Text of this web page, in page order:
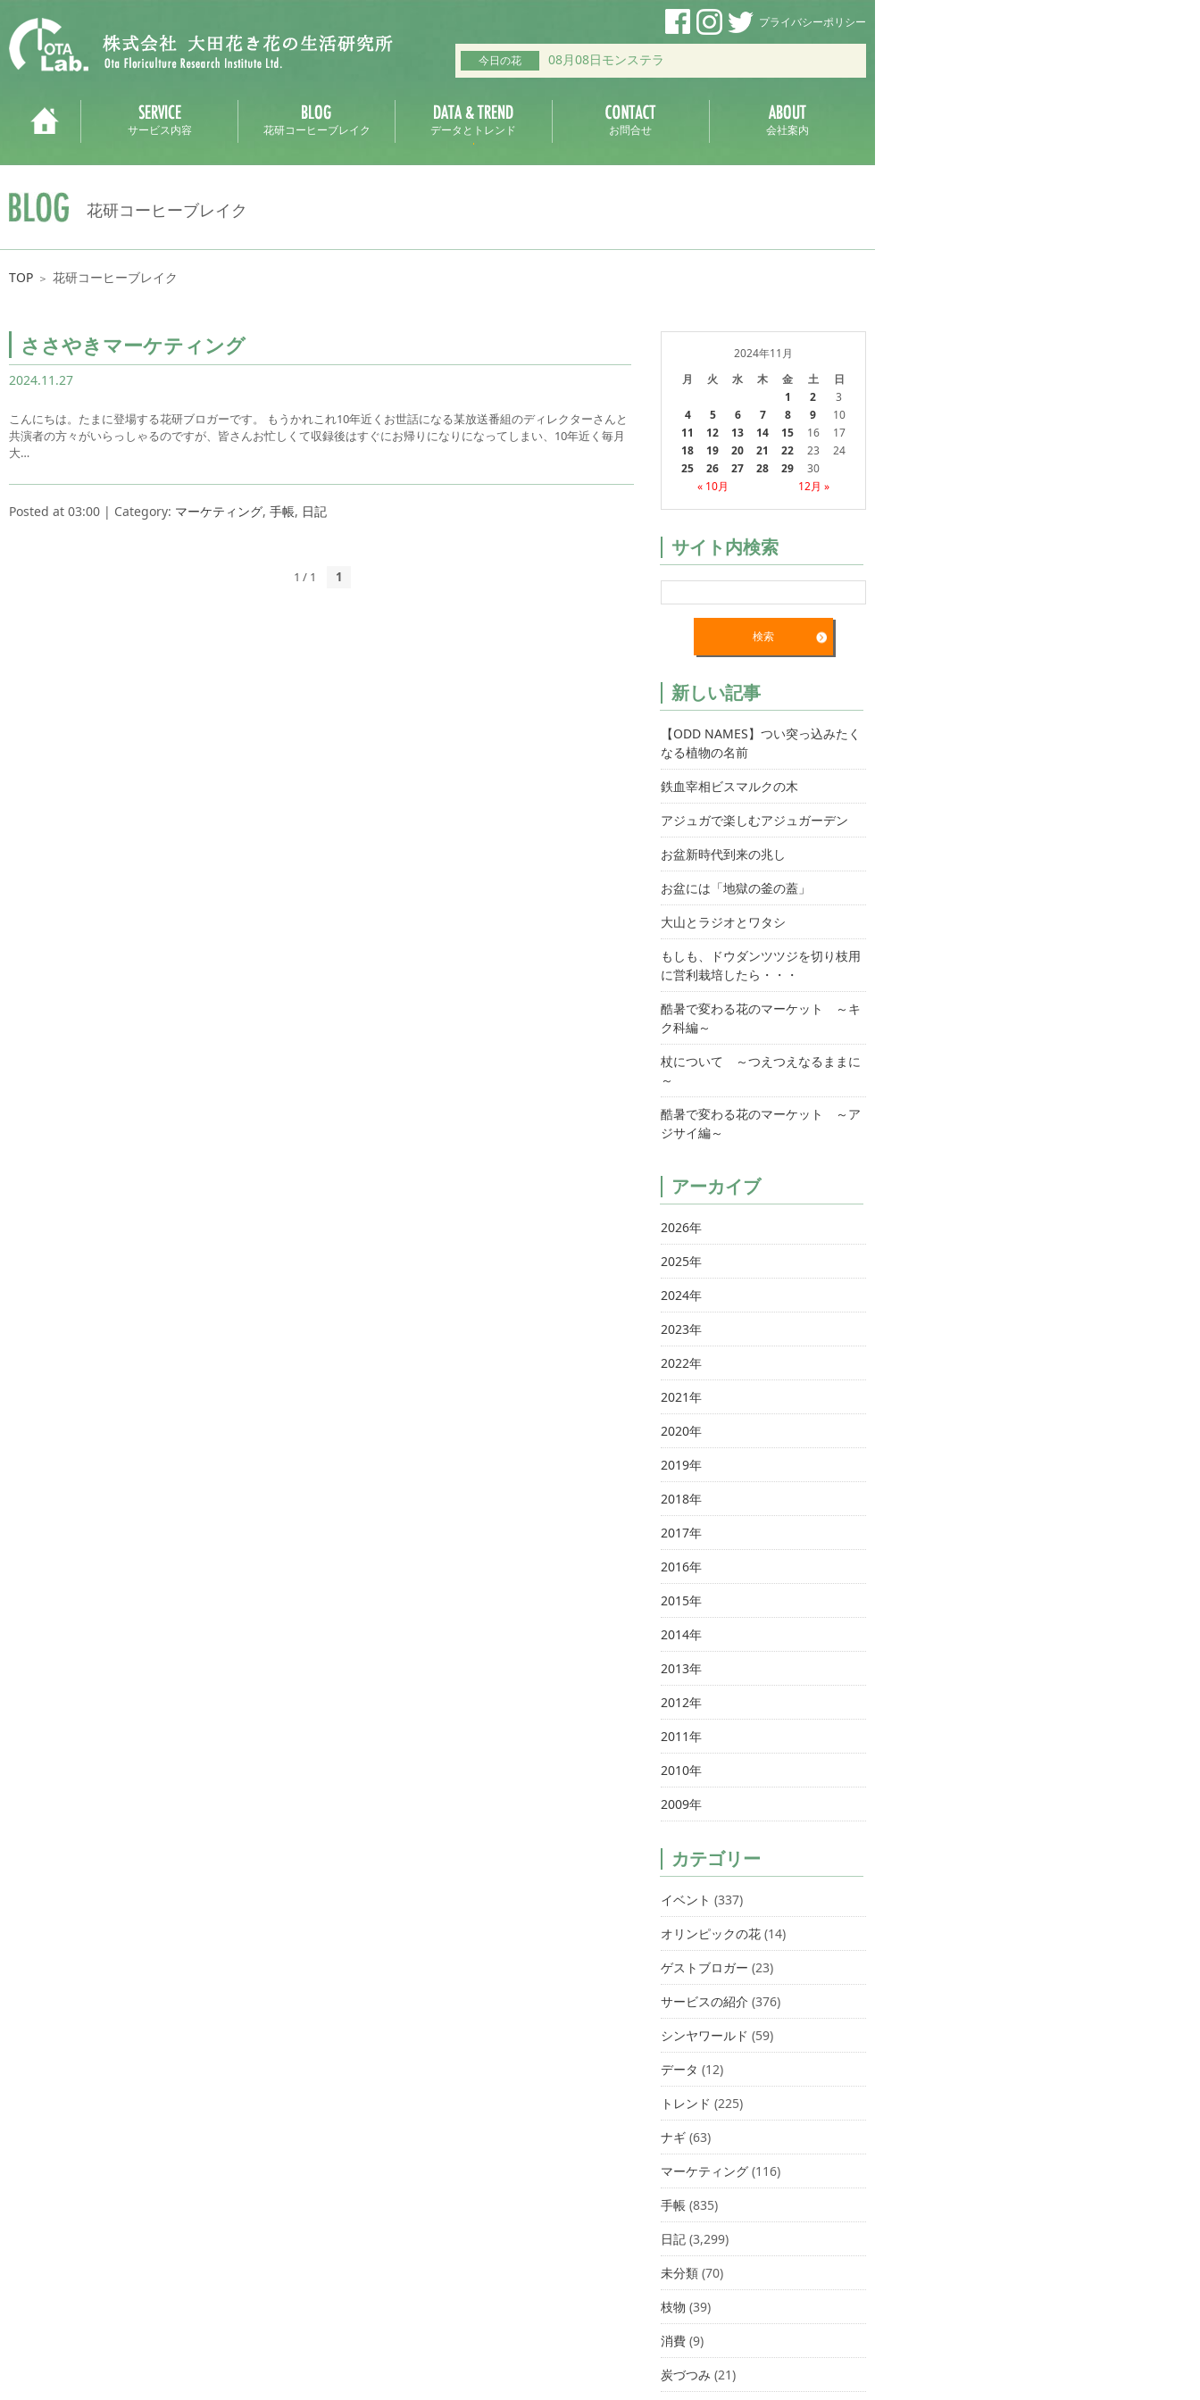
プライバシーポリシー
今日の花 08月08日モンステラ
サービス内容 花研コーヒーブレイク データとトレンド お問合せ 会社案内
花研コーヒーブレイク
TOP ＞ 花研コーヒーブレイク
ささやきマーケティング
2024.11.27
こんにちは。たまに登場する花研ブロガーです。 もうかれこれ10年近くお世話になる某放送番組のディレクターさんと
共演者の方々がいらっしゃるのですが、皆さんお忙しくて収録後はすぐにお帰りになりになってしまい、10年近く毎月
大…
Posted at 03:00 | Category: マーケティング, 手帳, 日記
1 / 1 1
2024年11月
月
火 水 木 金 土 日
« 10月 12月 »
1 2
3
4
5 6 7 8 9
10
11
12 13 14 15 16
17
18
19 20 21 22 23
24
25
26 27 28 29 30
サイト内検索
新しい記事
【ODD NAMES】つい突っ込みたく
なる植物の名前
鉄血宰相ビスマルクの木
アジュガで楽しむアジュガーデン
お盆新時代到来の兆し
お盆には「地獄の釜の蓋」
大山とラジオとワタシ
もしも、ドウダンツツジを切り枝用
に営利栽培したら・・・
酷暑で変わる花のマーケット ～キ
ク科編～
杖について ～つえつえなるままに
～
酷暑で変わる花のマーケット ～ア
ジサイ編～
アーカイブ
2026年
2025年
2024年
2023年
2022年
2021年
2020年
2019年
2018年
2017年
2016年
2015年
2014年
2013年
2012年
2011年
2010年
2009年
カテゴリー
イベント (337)
オリンピックの花 (14)
ゲストブロガー (23)
サービスの紹介 (376)
シンヤワールド (59)
データ (12)
トレンド (225)
ナギ (63)
マーケティング (116)
手帳 (835)
日記 (3,299)
未分類 (70)
枝物 (39)
消費 (9)
炭づつみ (21)